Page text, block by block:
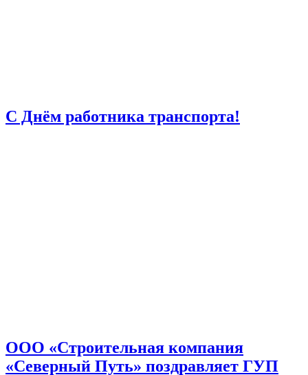
С Днём работника транспорта!
ООО «Строительная компания
«Северный Путь» поздравляет ГУП